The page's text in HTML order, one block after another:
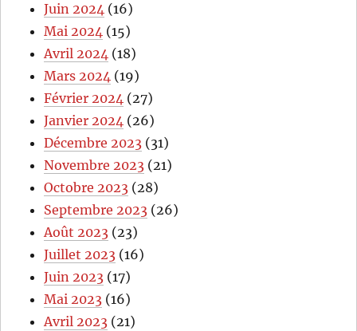
Juin 2024 (16)
Mai 2024 (15)
Avril 2024 (18)
Mars 2024 (19)
Février 2024 (27)
Janvier 2024 (26)
Décembre 2023 (31)
Novembre 2023 (21)
Octobre 2023 (28)
Septembre 2023 (26)
Août 2023 (23)
Juillet 2023 (16)
Juin 2023 (17)
Mai 2023 (16)
Avril 2023 (21)